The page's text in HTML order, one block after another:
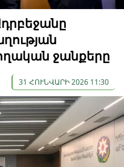
ջանքերը
31 ՀՈՒՆՎԱՐԻ 2026 11:30